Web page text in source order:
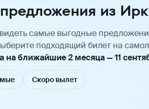
из
самые выгодные
подходящий билет на
на ближайшие 2 месяца — 11
Скоро вылет